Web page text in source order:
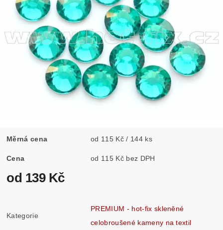
Měrná cena od 115 Kč / 144 ks
Cena od 115 Kč bez DPH
od 139 Kč
Kategorie
PREMIUM - hot-fix skleněné
celobroušené kameny na textil